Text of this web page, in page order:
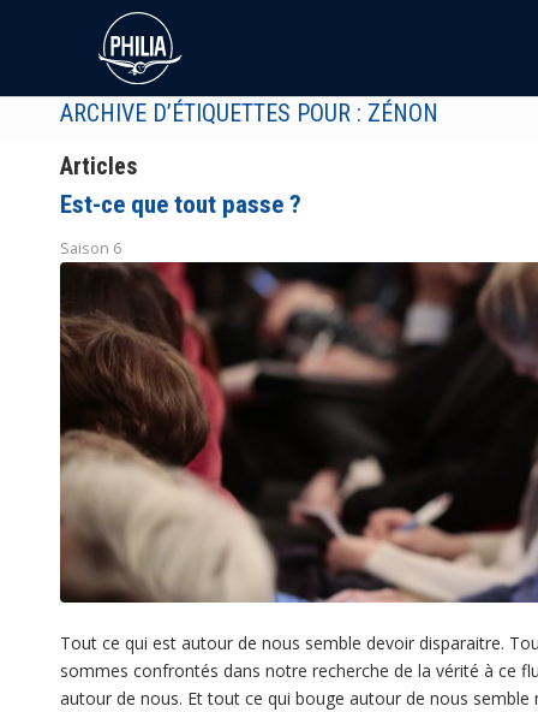
ARCHIVE D’ÉTIQUETTES POUR : ZÉNON
Articles
Est-ce que tout passe ?
Saison 6
Tout ce qui est autour de nous semble devoir disparaitre.
sommes confrontés dans notre recherche de la vérité à ce
autour de nous. Et tout ce qui bouge autour de nous